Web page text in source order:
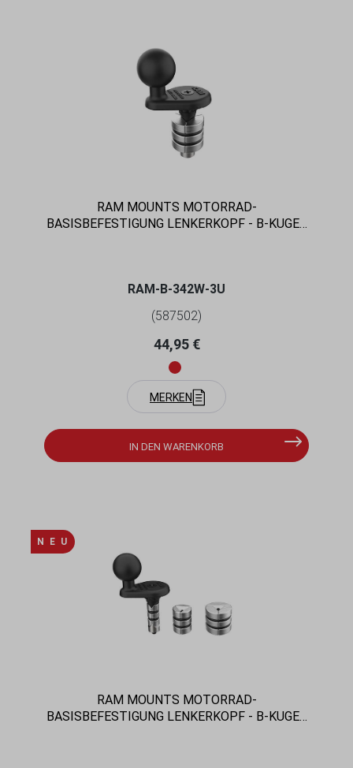
RAM MOUNTS MOTORRAD-
BASISBEFESTIGUNG LENKERKOPF - B-KUGEL
RAM-B-342W-3U
(587502)
Regulärer Preis:
44,95 €
MERKEN
IN DEN WARENKORB
N E U
RAM MOUNTS MOTORRAD-
BASISBEFESTIGUNG LENKERKOPF - B-KUGEL